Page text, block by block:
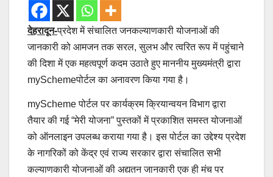
देहरादून-प्रदेश में संचालित जनकल्याणकारी योजनाओं की
जानकारी को आमजन तक सरल, सुलभ और त्वरित रूप में पहुंचाने
की दिशा में एक महत्वपूर्ण कदम उठाते हुए माननीय मुख्यमंत्री द्वारा
mySchemeपोर्टल का अनावरण किया गया है।
myScheme पोर्टल पर कार्यक्रम क्रियान्वयन विभाग द्वारा
तैयार की गई “मेरी योजना” पुस्तकों में प्रकाशित समस्त योजनाओं
को ऑनलाइन उपलब्ध कराया गया है। इस पोर्टल का उद्देश्य प्रदेश
के नागरिकों को केंद्र एवं राज्य सरकार द्वारा संचालित सभी
कल्याणकारी योजनाओं की अद्यतन जानकारी एक ही मंच पर